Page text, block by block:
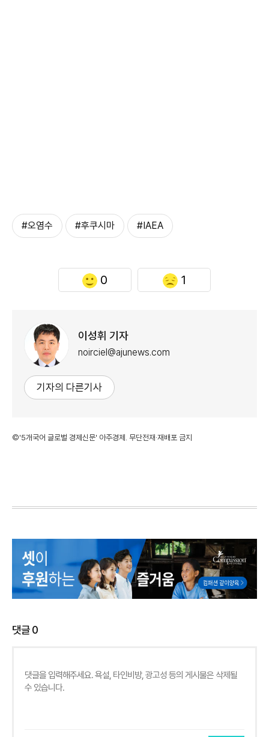
#오염수 #후쿠시마 #IAEA
0 1
이성휘 기자
noirciel@ajunews.com
기자의 다른기사
©'5개국어 글로벌 경제신문' 아주경제. 무단전재·재배포 금지
댓글0